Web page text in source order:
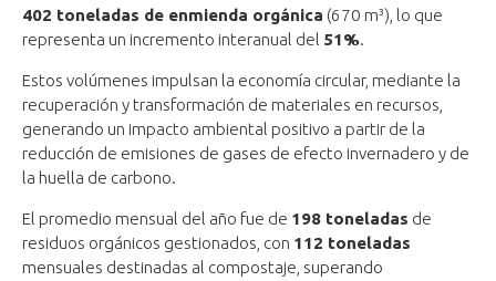
402 toneladas de enmienda orgánica (670 m³), lo que
representa un incremento interanual del 51%.
Estos volúmenes impulsan la economía circular, mediante la
recuperación y transformación de materiales en recursos,
generando un impacto ambiental positivo a partir de la
reducción de emisiones de gases de efecto invernadero y de
la huella de carbono.
El promedio mensual del año fue de 198 toneladas de
residuos orgánicos gestionados, con 112 toneladas
mensuales destinadas al compostaje, superando